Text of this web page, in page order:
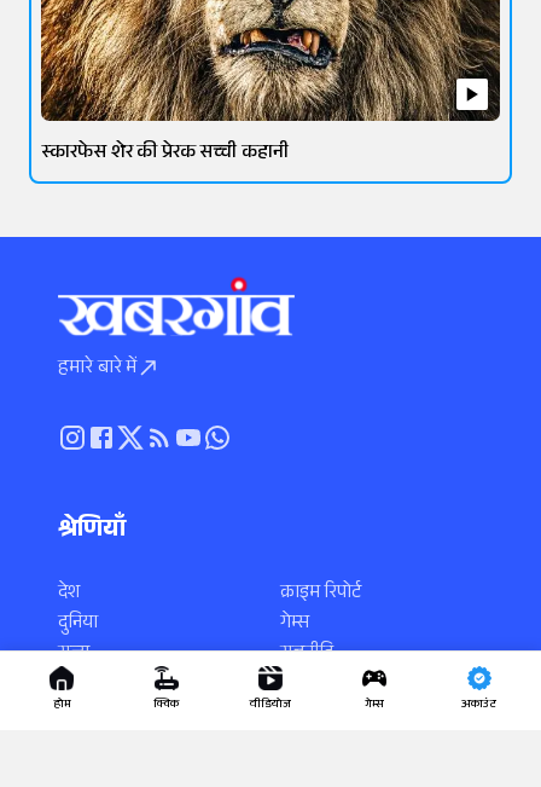
स्कारफेस शेर की प्रेरक सच्ची कहानी
हमारे बारे में
श्रेणियाँ
देश
दुनिया
राज्य
स्पोर्ट्स
एंटरटेनमेंट
क्राइम रिपोर्ट
गेम्स
राजनीति
करियर
साइंस-टेक
होम क्विक वीडियोज गेम्स अकाउंट